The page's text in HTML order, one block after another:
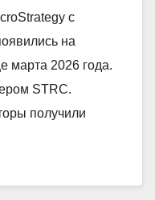
с
на
марта 2026 года.
STRC.
получили